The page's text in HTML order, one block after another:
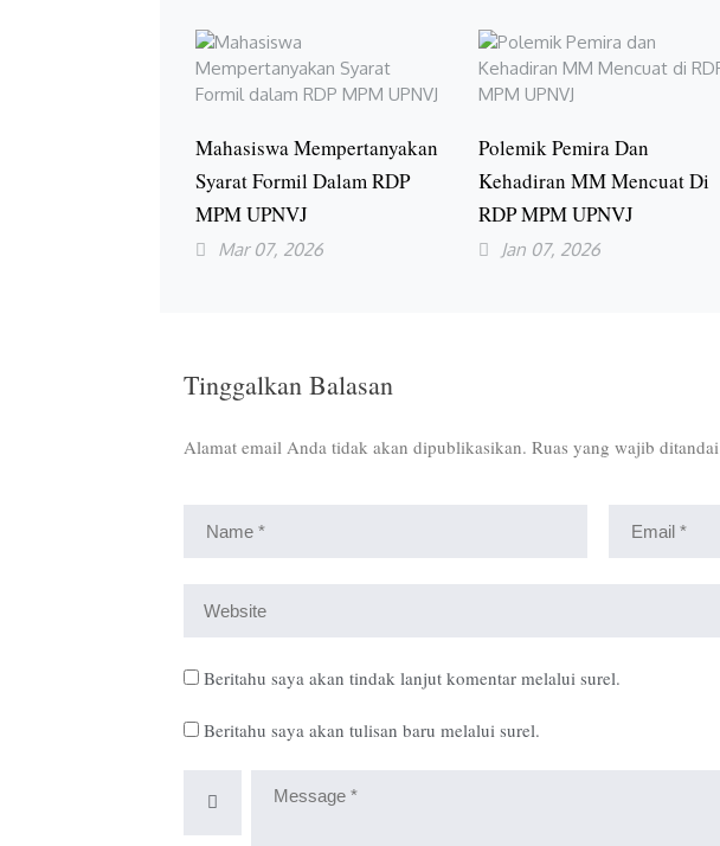
Mahasiswa Mempertanyakan
Syarat Formil Dalam RDP
MPM UPNVJ
Mar 07, 2026
Polemik Pemira Dan
Kehadiran MM Mencuat Di
RDP MPM UPNVJ
Jan 07, 2026
Tinggalkan Balasan
Alamat email Anda tidak akan dipublikasikan. Ruas yang wajib ditandai
Beritahu saya akan tindak lanjut komentar melalui surel.
Beritahu saya akan tulisan baru melalui surel.